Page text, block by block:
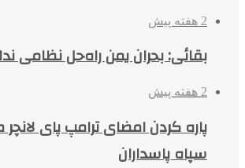
2 هفته پیش
بقائی: بحران یمن راه‌حل نظامی
2 هفته پیش
پاره کردن امضای ترامپ پای
سپاه پاسداران